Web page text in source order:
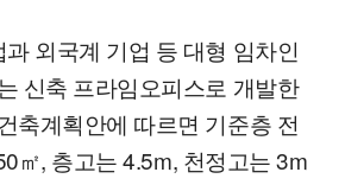
외국계 기업 등 대형 임차인
신축 프라임오피스로 개발한
축계획안에 따르면 기준층 전
㎡, 층고는 4.5m, 천정고는 3m